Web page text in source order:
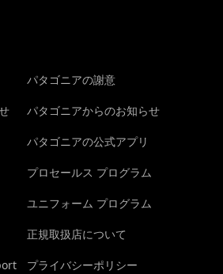
パタゴニアの謝意
パタゴニアからのお知らせ
パタゴニアの公式アプリ
プロセールス プログラム
ユニフォーム プログラム
正規取扱店について
プライバシーポリシー